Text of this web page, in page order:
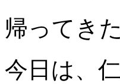
帰ってき
今日は、